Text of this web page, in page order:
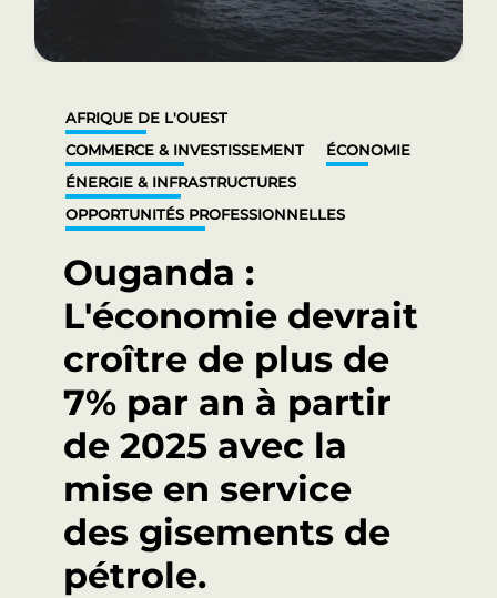
AFRIQUE DE L'OUEST
COMMERCE & INVESTISSEMENT
ÉCONOMIE
ÉNERGIE & INFRASTRUCTURES
OPPORTUNITÉS PROFESSIONNELLES
Ouganda :
L'économie devrait
croître de plus de
7% par an à partir
de 2025 avec la
mise en service
des gisements de
pétrole.